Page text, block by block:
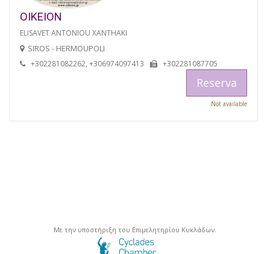
OIKEION
ELISAVET ANTONIOU XANTHAKI
SIROS - HERMOUPOLI
+302281082262, +306974097413 +302281087705
Reserva
Not available
Με την υποστήριξη του Επιμελητηρίου Κυκλάδων.